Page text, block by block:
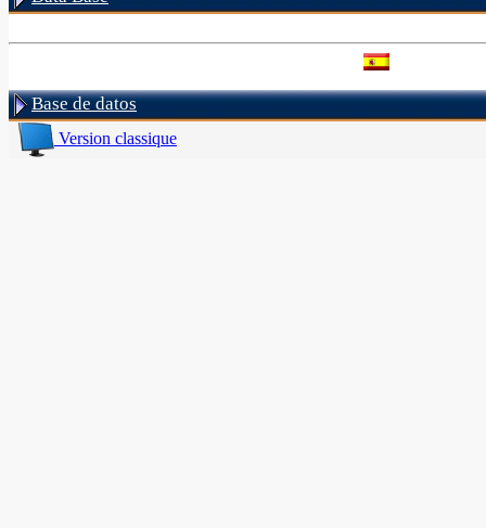
Base de datos
Version classique